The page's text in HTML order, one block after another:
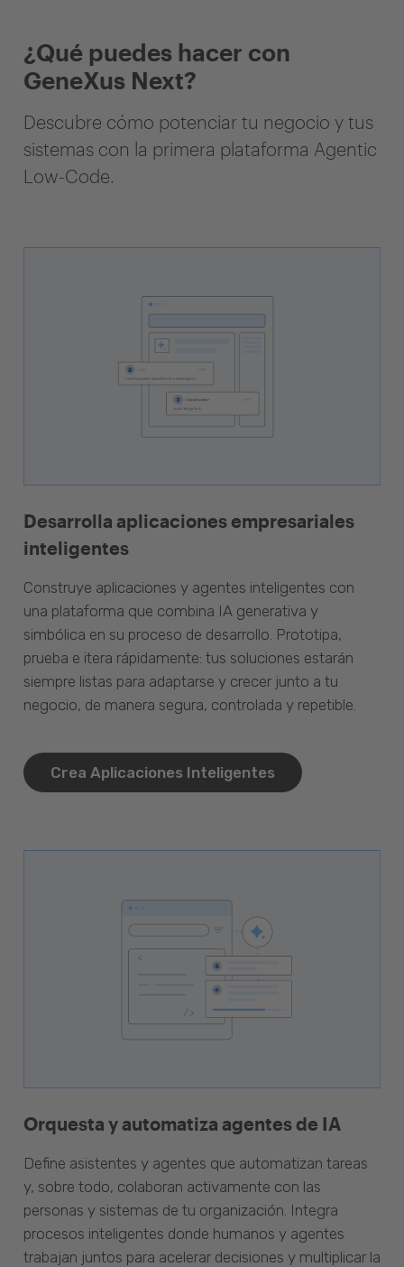
¿Qué puedes hacer con
GeneXus Next?
Descubre cómo potenciar tu negocio y tus
sistemas con la primera plataforma Agentic
Low-Code.
Desarrolla aplicaciones empresariales
inteligentes
Construye aplicaciones y agentes inteligentes con
una plataforma que combina IA generativa y
simbólica en su proceso de desarrollo. Prototipa,
prueba e itera rápidamente: tus soluciones estarán
siempre listas para adaptarse y crecer junto a tu
negocio, de manera segura, controlada y repetible.
Crea Aplicaciones Inteligentes
Orquesta y automatiza agentes de IA
Define asistentes y agentes que automatizan tareas
y, sobre todo, colaboran activamente con las
personas y sistemas de tu organización. Integra
procesos inteligentes donde humanos y agentes
trabajan juntos para acelerar decisiones y multiplicar la